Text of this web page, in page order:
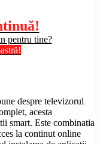
pentru tine?
despre televizorul
acesta
smart. Este combinatia
la continut online